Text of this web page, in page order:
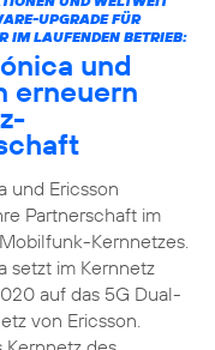
UPGRADE FÜR
IM LAUFENDEN BETRIEB:
und
erneuern
und Ericsson
Partnerschaft im
Kernnetzes.
setzt im Kernnetz
auf das 5G Dual-
von Ericsson.